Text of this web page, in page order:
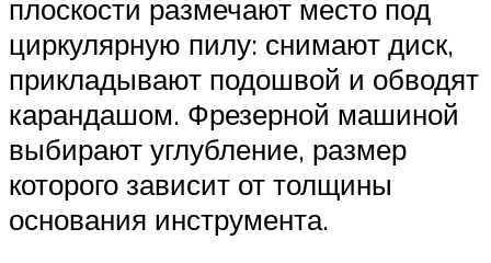
плоскости размечают место под
циркулярную пилу: снимают диск,
прикладывают подошвой и обводят
карандашом. Фрезерной машиной
выбирают углубление, размер
которого зависит от толщины
основания инструмента.